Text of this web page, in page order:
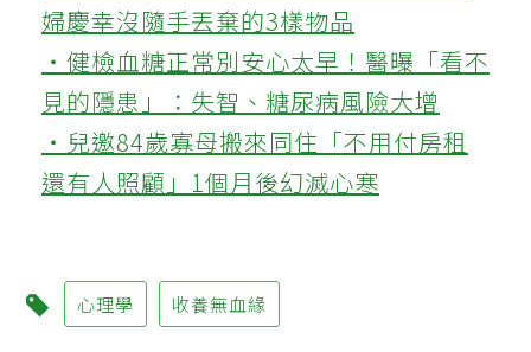
婦慶幸沒隨手丟棄的3樣物品
‧健檢血糖正常別安心太早！醫曝「看不
見的隱患」：失智、糖尿病風險大增
‧兒邀84歲寡母搬來同住「不用付房租
還有人照顧」1個月後幻滅心寒
心理學 收養無血緣